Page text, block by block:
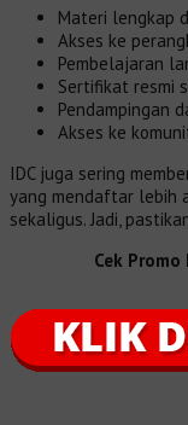
Materi lengkap
Akses ke
Pembelajaran
Sertifikat resmi
Pendampingan
Akses ke
IDC juga sering
yang mendaftar lebih
sekaligus. Jadi,
Cek Promo